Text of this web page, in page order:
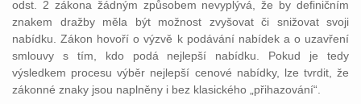
odst. 2 zákona žádným způsobem nevyplývá, že by definičním
znakem dražby měla být možnost zvyšovat či snižovat svoji
nabídku. Zákon hovoří o výzvě k podávání nabídek a o uzavření
smlouvy s tím, kdo podá nejlepší nabídku. Pokud je tedy
výsledkem procesu výběr nejlepší cenové nabídky, lze tvrdit, že
zákonné znaky jsou naplněny i bez klasického „přihazování“.